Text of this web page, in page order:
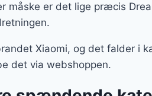
måske er det lige præcis
Xiaomi, og det falder i
det via webshoppen.